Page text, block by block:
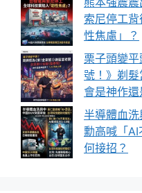
索尼停工
性焦慮」？
栗子頭變
號！》剃
會是神作還
半導體血
勳高喊「AI
何接招？